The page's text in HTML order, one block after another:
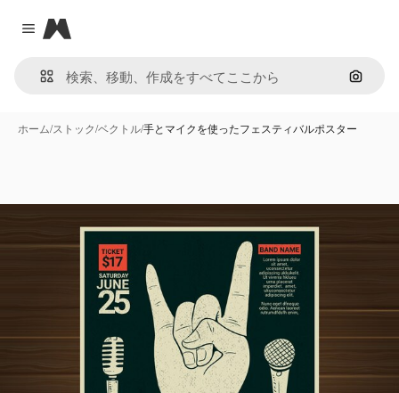
Close menu
Magnific
画像で
ホーム/ストック/ベクトル/手とマイクを使ったフェスティバルポスター